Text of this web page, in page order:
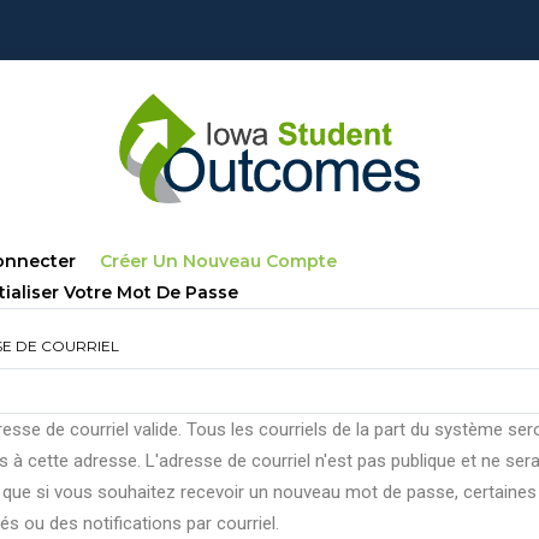
Créer Un Nouveau Compte
Votre Mot De Passe
DE COURRIEL
de courriel valide. Tous les courriels de la part du système
à cette adresse. L'adresse de courriel n'est pas publique et ne sera
si vous souhaitez recevoir un nouveau mot de passe, certaines
ou des notifications par courriel.